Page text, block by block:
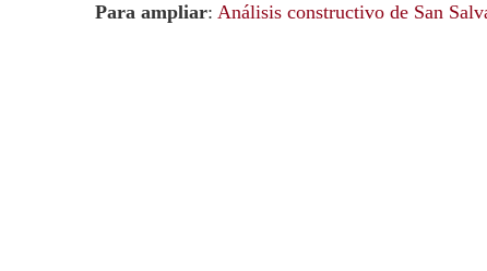
Para ampliar: Análisis constructivo de San